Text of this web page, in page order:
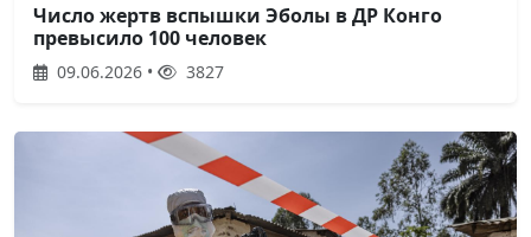
Число жертв вспышки Эболы в ДР Конго
превысило 100 человек
09.06.2026 • 3827